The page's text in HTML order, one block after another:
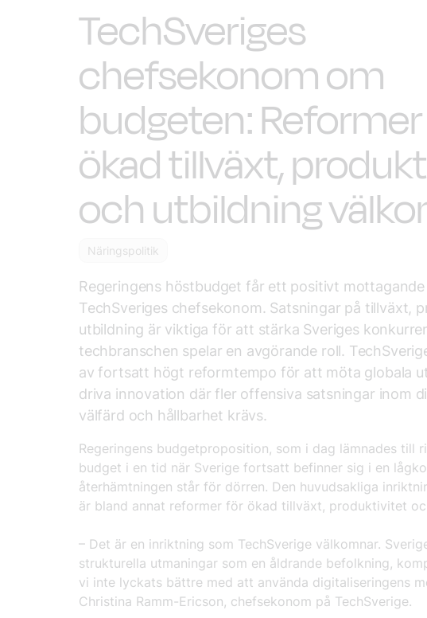
TechSveriges
chefsekonom om
budgeten:
ökad tillväxt,
och utbildning
Näringspolitik
Regeringens höstbudget får ett positivt
TechSveriges chefsekonom. Satsningar på tillväxt,
utbildning är viktiga för att stärka Sveriges
techbranschen spelar en avgörande roll.
av fortsatt högt reformtempo för att möta globala
driva innovation där fler offensiva satsningar inom
välfärd och hållbarhet krävs.
Regeringens budgetproposition, som i dag lämnades till
budget i en tid när Sverige fortsatt befinner sig i en
återhämtningen står för dörren. Den huvudsakliga
är bland annat reformer för ökad tillväxt, produktivitet
– Det är en inriktning som TechSverige välkomnar.
strukturella utmaningar som en åldrande befolkning,
vi inte lyckats bättre med att använda digitaliseringens
Christina Ramm-Ericson, chefsekonom på TechSverige.